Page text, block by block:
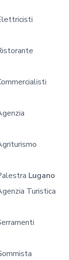
Lugano
Turistica